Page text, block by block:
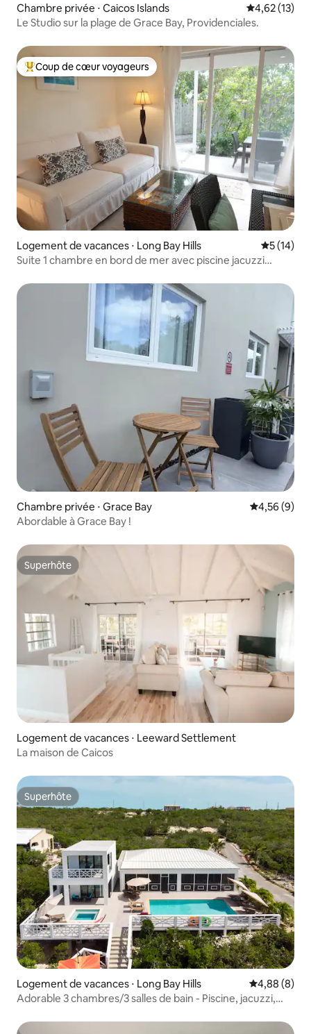
Chambre privée ⋅ Caicos Islands Évaluation
4,62 (13)
Le Studio sur la plage de Grace Bay, Providenciales.
Coups de cœur voyageurs les plus appréciés
Coup de cœur voyageurs
Logement de vacances ⋅ Long Bay Hills
5 (14)
Suite 1 chambre en bord de mer avec piscine jacuzzi
Chambre privée ⋅ Grace Bay Évaluation
4,56 (9)
Abordable à Grace Bay !
Superhôte
Superhôte
Logement de vacances ⋅ Leeward Settlement
La maison de Caicos
Superhôte
Superhôte
Logement de vacances ⋅ Long Bay Hills Évaluation
4,88 (8)
Adorable 3 chambres/3 salles de bain - Piscine, jacuzzi,